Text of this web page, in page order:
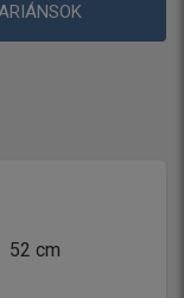
52 cm